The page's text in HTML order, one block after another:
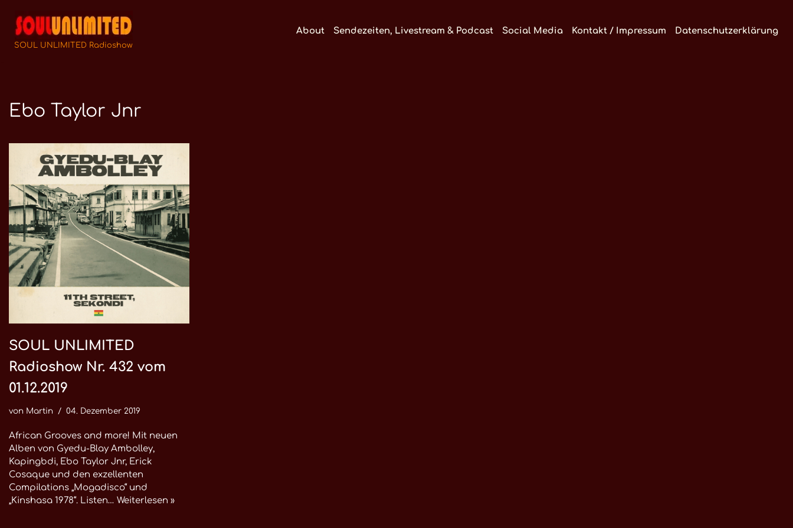
Zum
Inhalt
SOUL UNLIMITED Radioshow
About Sendezeiten, Livestream & Podcast Social Media Kontakt / Impressum Datenschutzerklärung
Ebo Taylor Jnr
SOUL UNLIMITED
Radioshow Nr. 432 vom
01.12.2019
von Martin 04. Dezember 2019
African Grooves and more! Mit neuen
Alben von Gyedu-Blay Ambolley,
Kapingbdi, Ebo Taylor Jnr, Erick
Cosaque und den exzellenten
Compilations „Mogadisco“ und
„Kinshasa 1978“. Listen… Weiterlesen »